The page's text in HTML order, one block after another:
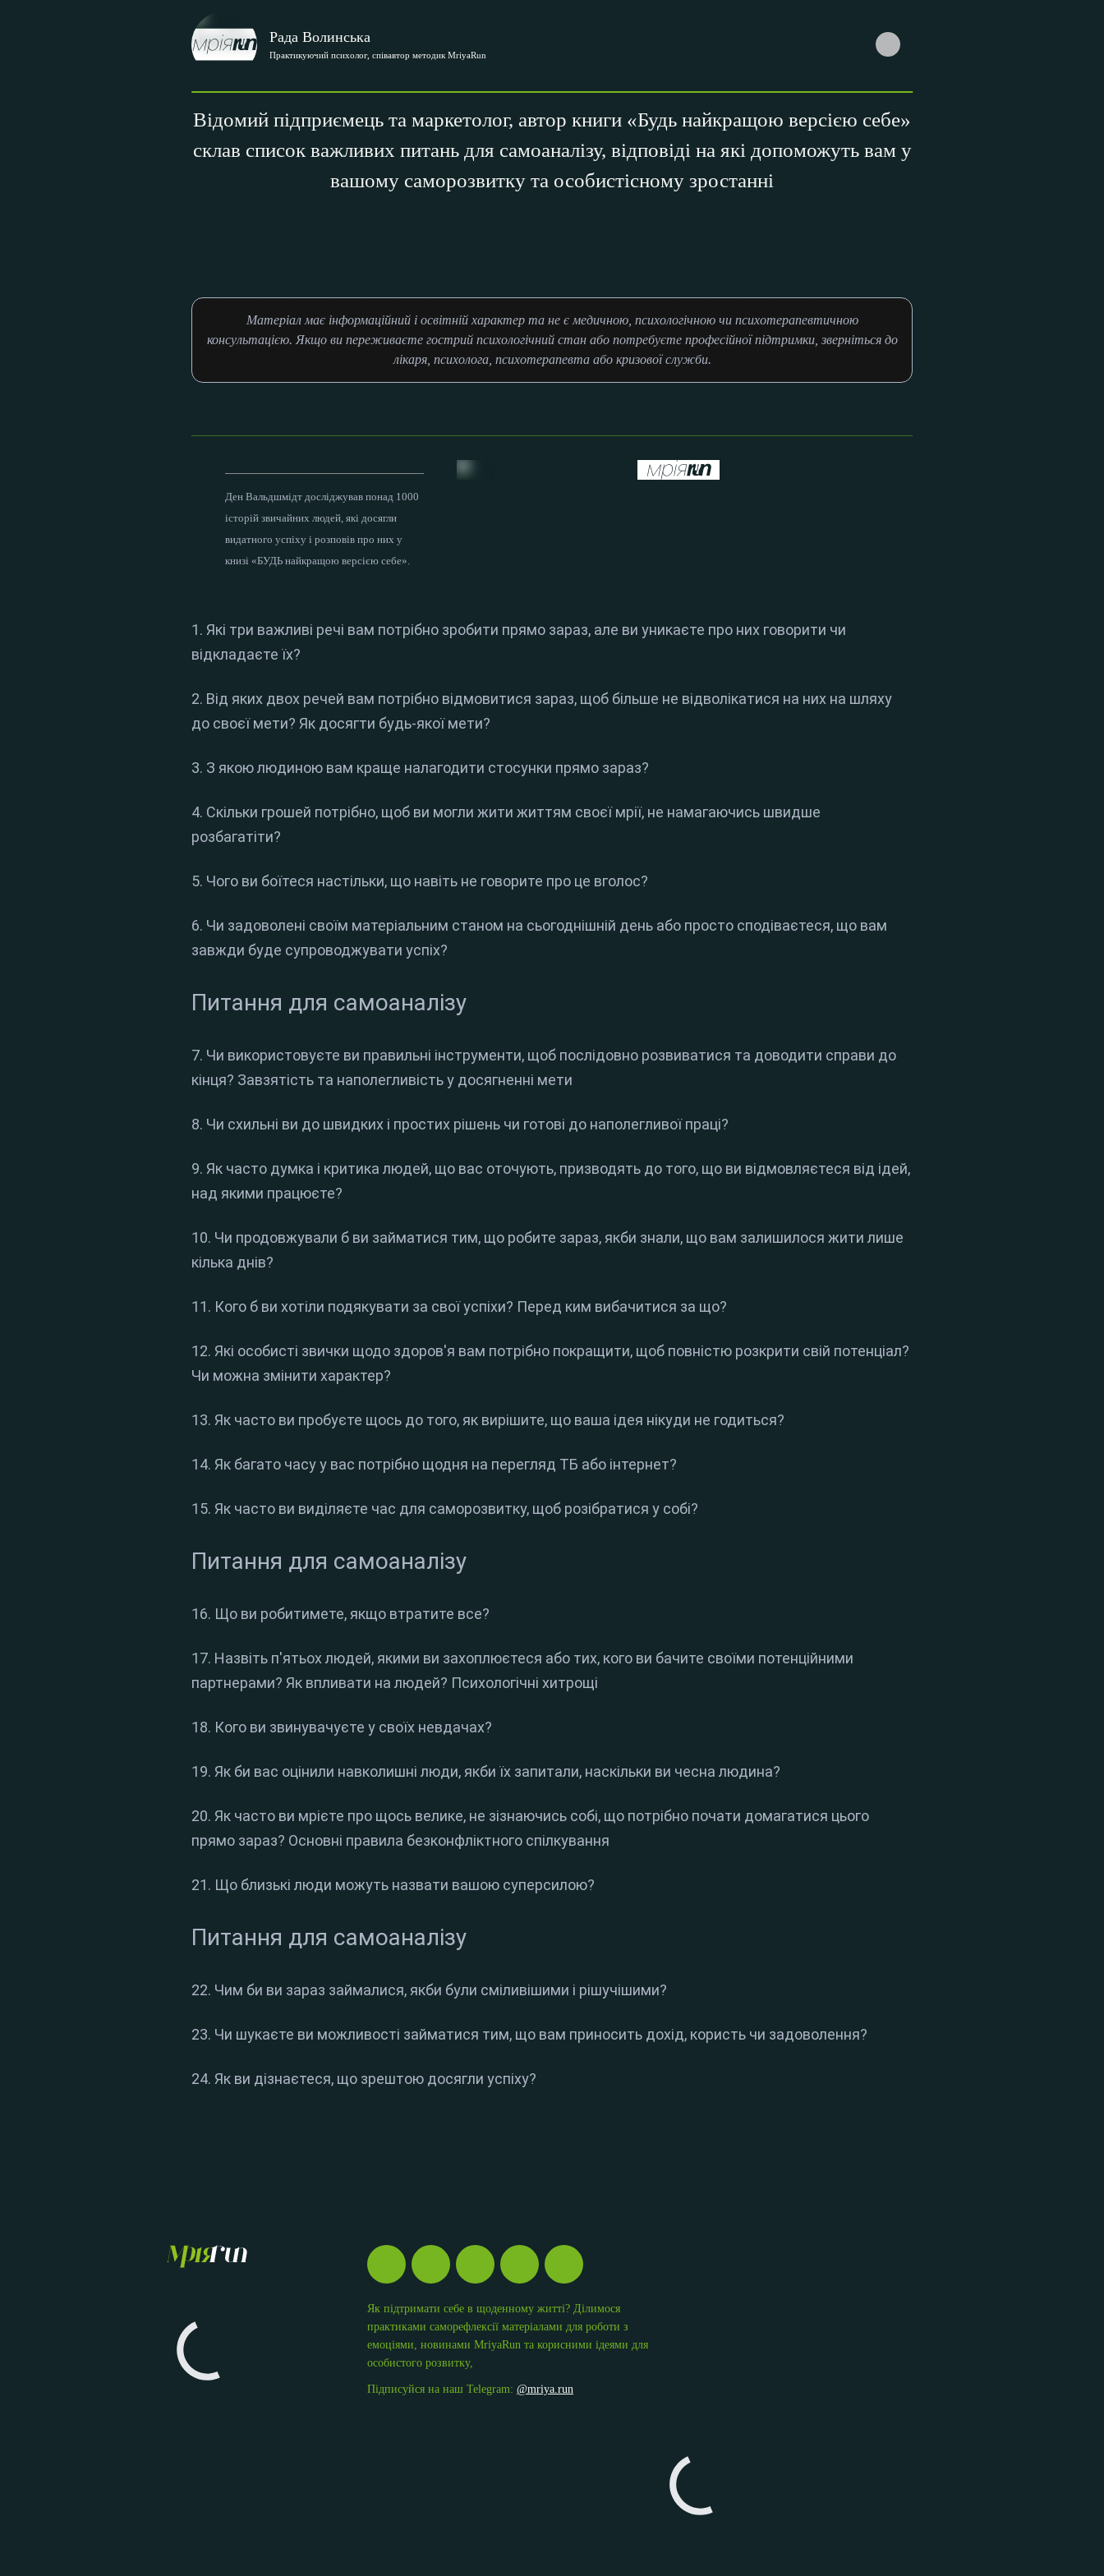
Рада Волинська
Практикуючий психолог, співавтор методик MriyaRun
Відомий підприємець та маркетолог, автор книги «Будь найкращою версією себе»
склав список важливих питань для самоаналізу, відповіді на які допоможуть вам у
вашому саморозвитку та особистісному зростанні
Матеріал має інформаційний і освітній характер та не є медичною, психологічною чи психотерапевтичною
консультацією. Якщо ви переживаєте гострий психологічний стан або потребуєте професійної підтримки, зверніться до
лікаря, психолога, психотерапевта або кризової служби.
Ден Вальдшмідт досліджував понад 1000
історій звичайних людей, які досягли
видатного успіху і розповів про них у
книзі «БУДЬ найкращою версією себе».
1. Які три важливі речі вам потрібно зробити прямо зараз, але ви уникаєте про них говорити чи
відкладаєте їх?
2. Від яких двох речей вам потрібно відмовитися зараз, щоб більше не відволікатися на них на шляху
до своєї мети? Як досягти будь-якої мети?
3. З якою людиною вам краще налагодити стосунки прямо зараз?
4. Скільки грошей потрібно, щоб ви могли жити життям своєї мрії, не намагаючись швидше
розбагатіти?
5. Чого ви боїтеся настільки, що навіть не говорите про це вголос?
6. Чи задоволені своїм матеріальним станом на сьогоднішній день або просто сподіваєтеся, що вам
завжди буде супроводжувати успіх?
Питання для самоаналізу
7. Чи використовуєте ви правильні інструменти, щоб послідовно розвиватися та доводити справи до
кінця? Завзятість та наполегливість у досягненні мети
8. Чи схильні ви до швидких і простих рішень чи готові до наполегливої ​​праці?
9. Як часто думка і критика людей, що вас оточують, призводять до того, що ви відмовляєтеся від ідей,
над якими працюєте?
10. Чи продовжували б ви займатися тим, що робите зараз, якби знали, що вам залишилося жити лише
кілька днів?
11. Кого б ви хотіли подякувати за свої успіхи? Перед ким вибачитися за що?
12. Які особисті звички щодо здоров'я вам потрібно покращити, щоб повністю розкрити свій потенціал?
Чи можна змінити характер?
13. Як часто ви пробуєте щось до того, як вирішите, що ваша ідея нікуди не годиться?
14. Як багато часу у вас потрібно щодня на перегляд ТБ або інтернет?
15. Як часто ви виділяєте час для саморозвитку, щоб розібратися у собі?
Питання для самоаналізу
16. Що ви робитимете, якщо втратите все?
17. Назвіть п'ятьох людей, якими ви захоплюєтеся або тих, кого ви бачите своїми потенційними
партнерами? Як впливати на людей? Психологічні хитрощі
18. Кого ви звинувачуєте у своїх невдачах?
19. Як би вас оцінили навколишні люди, якби їх запитали, наскільки ви чесна людина?
20. Як часто ви мрієте про щось велике, не зізнаючись собі, що потрібно почати домагатися цього
прямо зараз? Основні правила безконфліктного спілкування
21. Що близькі люди можуть назвати вашою суперсилою?
Питання для самоаналізу
22. Чим би ви зараз займалися, якби були сміливішими і рішучішими?
23. Чи шукаєте ви можливості займатися тим, що вам приносить дохід, користь чи задоволення?
24. Як ви дізнаєтеся, що зрештою досягли успіху?
Як підтримати себе в щоденному житті? Ділимося
практиками саморефлексії матеріалами для роботи з
емоціями, новинами MriyaRun та корисними ідеями для
особистого розвитку,
Підписуйся на наш Telegram: @mriya.run